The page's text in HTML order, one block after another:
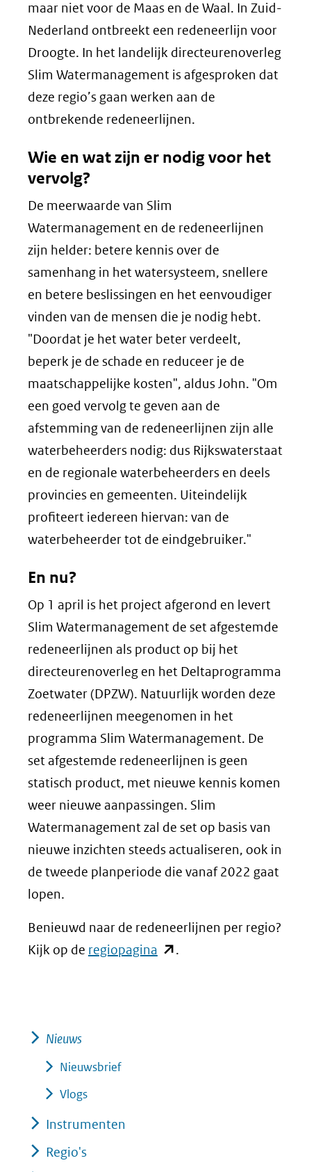
maar niet voor de Maas en de Waal. In Zuid-
Nederland ontbreekt een redeneerlijn voor
Droogte. In het landelijk directeurenoverleg
Slim Watermanagement is afgesproken dat
deze regio’s gaan werken aan de
ontbrekende redeneerlijnen.
Wie en wat zijn er nodig voor het
vervolg?
De meerwaarde van Slim
Watermanagement en de redeneerlijnen
zijn helder: betere kennis over de
samenhang in het watersysteem, snellere
en betere beslissingen en het eenvoudiger
vinden van de mensen die je nodig hebt.
"Doordat je het water beter verdeelt,
beperk je de schade en reduceer je de
maatschappelijke kosten", aldus John. "Om
een goed vervolg te geven aan de
afstemming van de redeneerlijnen zijn alle
waterbeheerders nodig: dus Rijkswaterstaat
en de regionale waterbeheerders en deels
provincies en gemeenten. Uiteindelijk
profiteert iedereen hiervan: van de
waterbeheerder tot de eindgebruiker."
En nu?
Op 1 april is het project afgerond en levert
Slim Watermanagement de set afgestemde
redeneerlijnen als product op bij het
directeurenoverleg en het Deltaprogramma
Zoetwater (DPZW). Natuurlijk worden deze
redeneerlijnen meegenomen in het
programma Slim Watermanagement. De
set afgestemde redeneerlijnen is geen
statisch product, met nieuwe kennis komen
weer nieuwe aanpassingen. Slim
Watermanagement zal de set op basis van
nieuwe inzichten steeds actualiseren, ook in
de tweede planperiode die vanaf 2022 gaat
lopen.
Benieuwd naar de redeneerlijnen per regio?
Kijk op de regiopagina (opent
.
Nieuws
Nieuwsbrief
Vlogs
Instrumenten
Regio's